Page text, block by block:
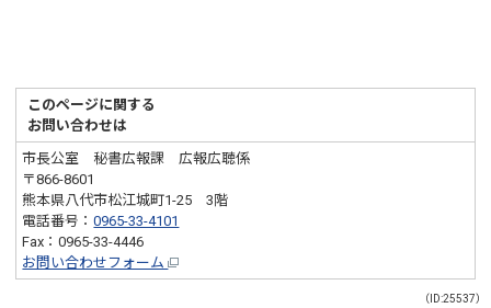
このページに関する
お問い合わせは
市長公室 秘書広報課 広報広聴係
〒866-8601
熊本県八代市松江城町1-25 3階
電話番号：0965-33-4101
Fax：0965-33-4446
お問い合わせフォーム
（ID:25537）